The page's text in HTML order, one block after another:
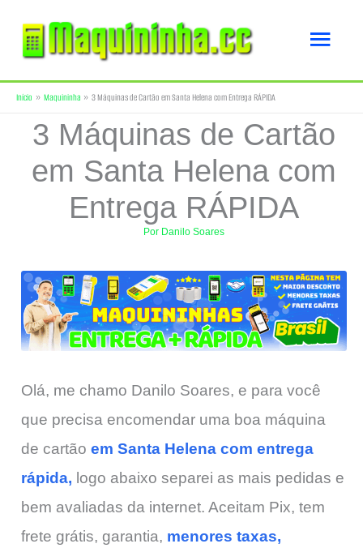
para
conteúdo
Início Maquininha 3 Máquinas de Cartão em Santa Helena com Entrega RÁPIDA
3 Máquinas de Cartão
em Santa Helena com
Entrega RÁPIDA
Por Danilo Soares
Olá, me chamo Danilo Soares, e para você
que precisa encomendar uma boa máquina
de cartão em Santa Helena com entrega
rápida, logo abaixo separei as mais pedidas e
bem avaliadas da internet. Aceitam Pix, tem
frete grátis, garantia, menores taxas,